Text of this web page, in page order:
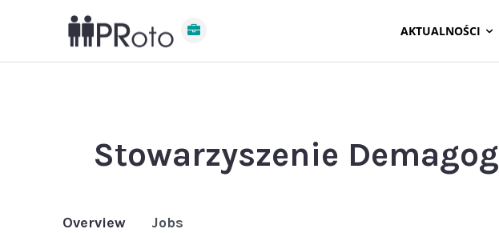
AKTUALNOŚCI
Stowarzyszenie Demagog
Overview Jobs